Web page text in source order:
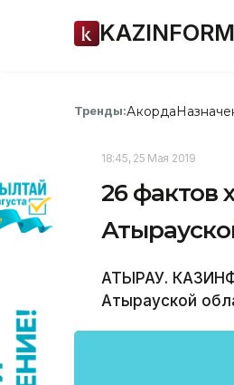
KAZINFORM
Тренды:Акорда
18:45, 25 Мая 2019
26 фактов
АТЫРАУ.
Атырауской